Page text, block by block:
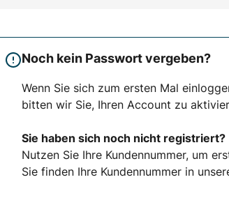
Noch kein Passwort vergeben?
Wenn Sie sich zum ersten Mal
bitten wir Sie, Ihren Account zu
Sie haben sich noch nicht registriert?
Nutzen Sie Ihre Kundennummer, um
Sie finden Ihre Kundennummer in